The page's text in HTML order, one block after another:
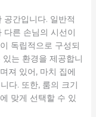
간입니다. 일반적
다른 손님의 시선이
독립적으로 구성되
는 환경을 제공합니
져 있어, 마치 집에
다. 또한, 룸의 크기
맞게 선택할 수 있